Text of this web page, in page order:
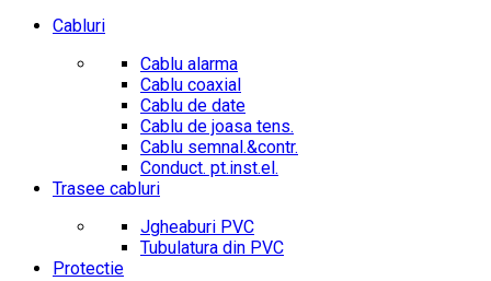
Cabluri
Cablu alarma
Cablu coaxial
Cablu de date
Cablu de joasa tens.
Cablu semnal.&contr.
Conduct. pt.inst.el.
Trasee cabluri
Jgheaburi PVC
Tubulatura din PVC
Protectie